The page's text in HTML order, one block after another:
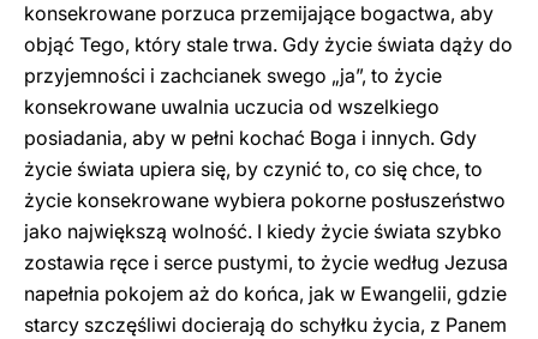
konsekrowane porzuca przemijające bogactwa, aby
objąć Tego, który stale trwa. Gdy życie świata dąży do
przyjemności i zachcianek swego „ja”, to życie
konsekrowane uwalnia uczucia od wszelkiego
posiadania, aby w pełni kochać Boga i innych. Gdy
życie świata upiera się, by czynić to, co się chce, to
życie konsekrowane wybiera pokorne posłuszeństwo
jako największą wolność. I kiedy życie świata szybko
zostawia ręce i serce pustymi, to życie według Jezusa
napełnia pokojem aż do końca, jak w Ewangelii, gdzie
starcy szczęśliwi docierają do schyłku życia, z Panem